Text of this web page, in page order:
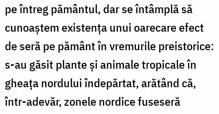
pe întreg pământul, dar se întâmplă să
cunoaştem existenţa unui oarecare efect
de seră pe pământ în vremurile preistorice:
s-au găsit plante şi animale tropicale în
gheaţa nordului îndepărtat, arătând că,
într-adevăr, zonele nordice fuseseră